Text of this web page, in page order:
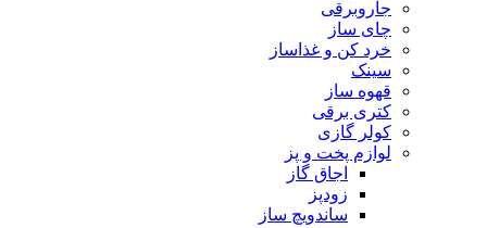
جاروبرقی
چای ساز
خرد کن و غذاساز
سینک
قهوه ساز
کتری برقی
کولر گازی
لوازم پخت و پز
اجاق گاز
زودپز
ساندویچ ساز